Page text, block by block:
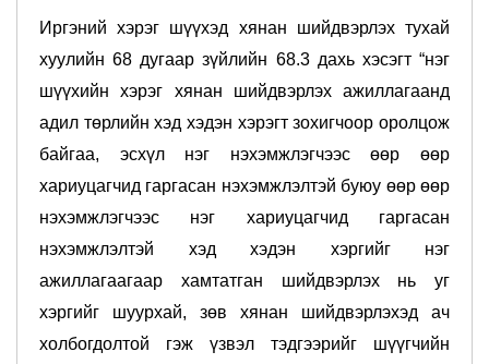
Иргэний хэрэг шүүхэд хянан шийдвэрлэх тухай
хуулийн 68 дугаар зүйлийн 68.3 дахь хэсэгт “нэг
шүүхийн хэрэг хянан шийдвэрлэх ажиллагаанд
адил төрлийн хэд хэдэн хэрэгт зохигчоор оролцож
байгаа, эсхүл нэг нэхэмжлэгчээс өөр өөр
хариуцагчид гаргасан нэхэмжлэлтэй буюу өөр өөр
нэхэмжлэгчээс нэг хариуцагчид гаргасан
нэхэмжлэлтэй хэд хэдэн хэргийг нэг
ажиллагаагаар хамтатган шийдвэрлэх нь уг
хэргийг шуурхай, зөв хянан шийдвэрлэхэд ач
холбогдолтой гэж үзвэл тэдгээрийг шүүгчийн